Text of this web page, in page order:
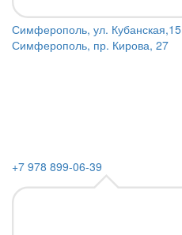
Симферополь, ул. Кубанская,15
Симферополь, пр. Кирова, 27
+7 978 899-06-39